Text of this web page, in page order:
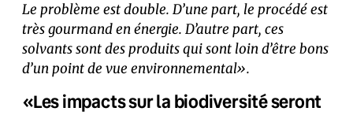
Le problème est double. D’une part, le procédé est
très gourmand en énergie. D’autre part, ces
solvants sont des produits qui sont loin d’être bons
d’un point de vue environnemental».
«Les impacts sur la biodiversité seront